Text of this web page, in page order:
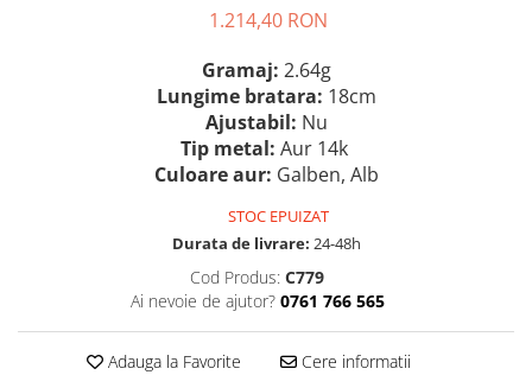
1.214,40 RON
Gramaj: 2.64g
Lungime bratara: 18cm
Ajustabil: Nu
Tip metal: Aur 14k
Culoare aur: Galben, Alb
STOC EPUIZAT
Durata de livrare: 24-48h
Cod Produs: C779
Ai nevoie de ajutor? 0761 766 565
Adauga la Favorite Cere informatii